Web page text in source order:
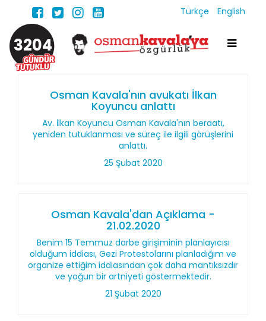
Türkçe English
3204
Osman Kavala'nın avukatı İlkan
Koyuncu anlattı
Av. İlkan Koyuncu Osman Kavala'nın beraatı,
yeniden tutuklanması ve süreç ile ilgili görüşlerini
anlattı.
25 Şubat 2020
Osman Kavala'dan Açıklama -
21.02.2020
Benim 15 Temmuz darbe girişiminin planlayıcısı
olduğum iddiası, Gezi Protestolarını planladığım ve
organize ettiğim iddiasından çok daha mantıksızdır
ve yoğun bir artniyeti göstermektedir.
21 Şubat 2020